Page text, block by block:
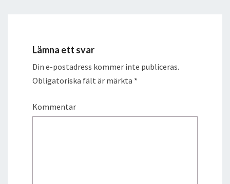
Lämna ett svar
Din e-postadress kommer inte publiceras.
Obligatoriska fält är märkta *
Kommentar